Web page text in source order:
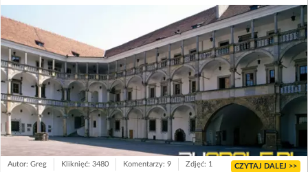
Autor: Greg Kliknięć: 3480 Komentarzy: 9 Zdjęć: 1 CZYTAJ DALEJ >>